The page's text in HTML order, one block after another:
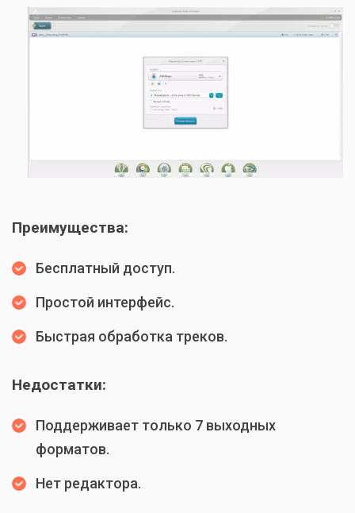
Преимущества:
Бесплатный доступ.
Простой интерфейс.
Быстрая обработка треков.
Недостатки:
Поддерживает только 7 выходных
форматов.
Нет редактора.